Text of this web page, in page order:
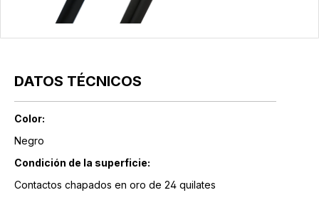
DATOS TÉCNICOS
Color:
Negro
Condición de la superficie:
Contactos chapados en oro de 24 quilates